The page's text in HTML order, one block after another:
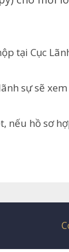
tại Cục
sự sẽ
nếu hồ sơ